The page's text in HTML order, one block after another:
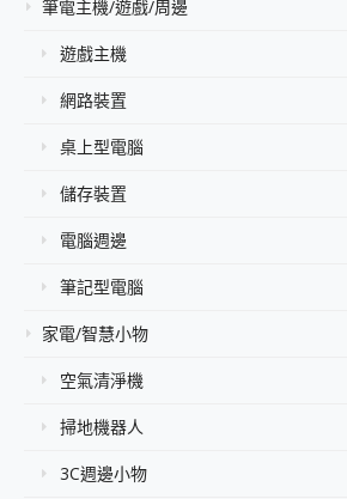
筆電主機/遊戲/周邊
遊戲主機
網路裝置
桌上型電腦
儲存裝置
電腦週邊
筆記型電腦
家電/智慧小物
空氣清淨機
掃地機器人
3C週邊小物